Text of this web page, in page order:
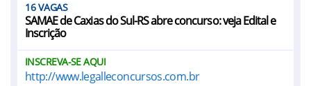
16
SAMAE de Caxias do Sul-RS abre concurso: veja Edital e
Inscrição
INSCREVA-SE AQUI
http://www.legalleconcursos.com.br